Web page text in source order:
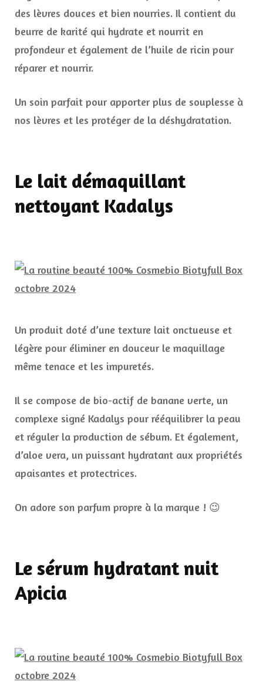
des lèvres douces et bien nourries. Il contient du
beurre de karité qui hydrate et nourrit en
profondeur et également de l’huile de ricin pour
réparer et nourrir.
Un soin parfait pour apporter plus de souplesse à
nos lèvres et les protéger de la déshydratation.
Le lait démaquillant
nettoyant Kadalys
Un produit doté d’une texture lait onctueuse et
légère pour éliminer en douceur le maquillage
même tenace et les impuretés.
Il se compose de bio-actif de banane verte, un
complexe signé Kadalys pour rééquilibrer la peau
et réguler la production de sébum. Et également,
d’aloe vera, un puissant hydratant aux propriétés
apaisantes et protectrices.
On adore son parfum propre à la marque ! 😉
Le sérum hydratant nuit
Apicia